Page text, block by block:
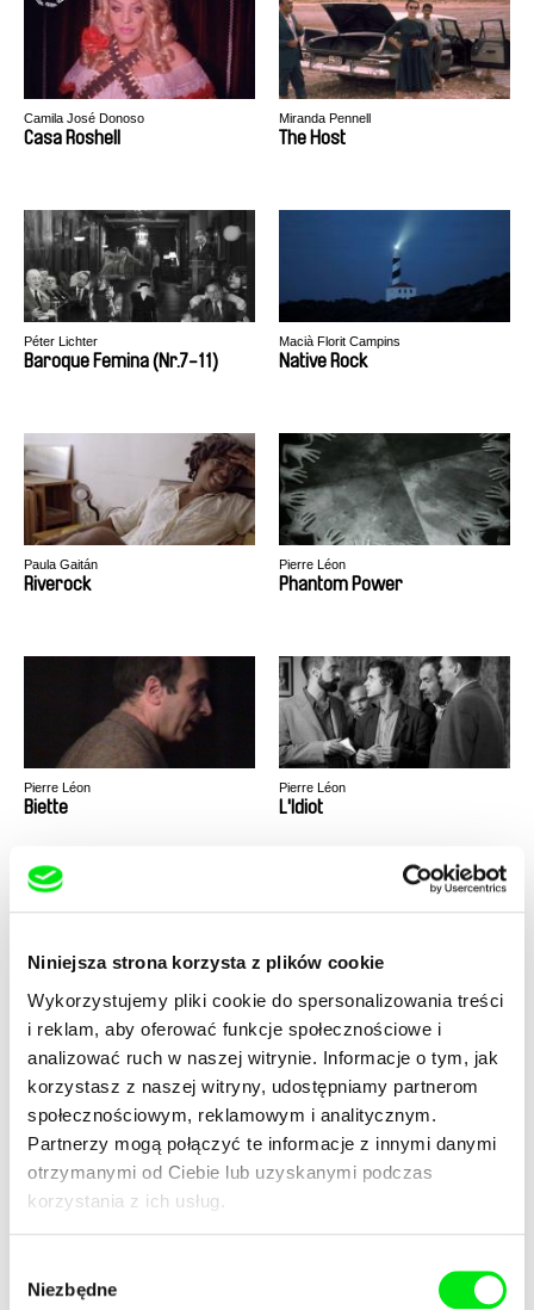
Niniejsza strona korzysta z plików cookie
Wykorzystujemy pliki cookie do spersonalizowania treści
i reklam, aby oferować funkcje społecznościowe i
analizować ruch w naszej witrynie. Informacje o tym, jak
korzystasz z naszej witryny, udostępniamy partnerom
społecznościowym, reklamowym i analitycznym.
Partnerzy mogą połączyć te informacje z innymi danymi
otrzymanymi od Ciebie lub uzyskanymi podczas
korzystania z ich usług.
zgody
Niezbędne
Camila José Donoso
Casa Roshell
Miranda Pennell
The Host
Péter Lichter
Baroque Femina (Nr.7-11)
Macià Florit Campins
Native Rock
Paula Gaitán
Riverock
Pierre Léon
Phantom Power
Pierre Léon
Biette
Pierre Léon
L'Idiot
Barbara Rupik
Duszyczka
Oksana Karpovych
Don't Worry, the Doors Will
Open
Alexandra Pianelli Pierre Léon